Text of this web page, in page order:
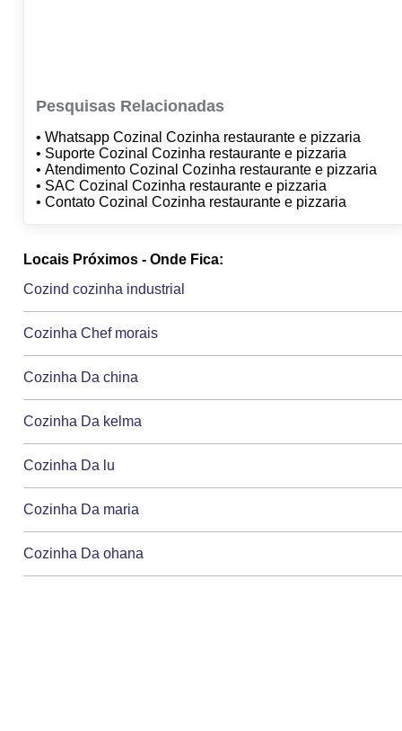
Pesquisas Relacionadas
• Whatsapp Cozinal Cozinha restaurante e pizzaria
• Suporte Cozinal Cozinha restaurante e pizzaria
• Atendimento Cozinal Cozinha restaurante e pizzaria
• SAC Cozinal Cozinha restaurante e pizzaria
• Contato Cozinal Cozinha restaurante e pizzaria
Locais Próximos - Onde Fica:
Cozind cozinha industrial
Cozinha Chef morais
Cozinha Da china
Cozinha Da kelma
Cozinha Da lu
Cozinha Da maria
Cozinha Da ohana